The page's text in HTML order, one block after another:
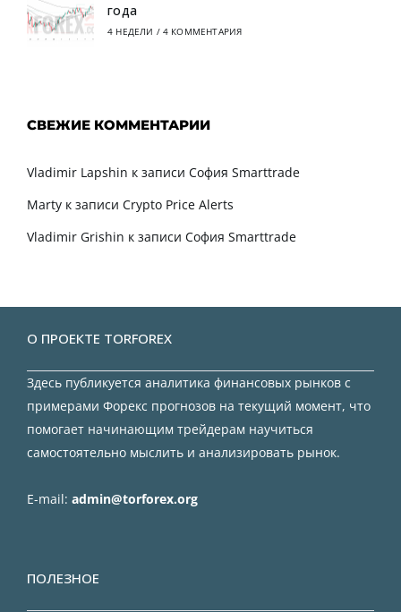
года
4 НЕДЕЛИ / 4 КОММЕНТАРИЯ
СВЕЖИЕ КОММЕНТАРИИ
Vladimir Lapshin к записи София Smarttrade
Marty к записи Crypto Price Alerts
Vladimir Grishin к записи София Smarttrade
О ПРОЕКТЕ TORFOREX
Здесь публикуется аналитика финансовых рынков с
примерами Форекс прогнозов на текущий момент, что
помогает начинающим трейдерам научиться
самостоятельно мыслить и анализировать рынок.
E-mail: admin@torforex.org
ПОЛЕЗНОЕ